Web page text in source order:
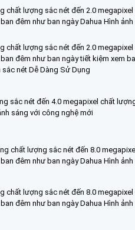
chất lượng sắc nét đến 2.0
đêm như ban ngày Dahua Hình
chất lượng sắc nét đến 2.0
đêm như ban ngày tiết kiệm xem
nét Dễ Dàng Sử Dụng
sắc nét đến 4.0 megapixel chất
sáng với công nghệ mới
chất lượng sắc nét đến 8.0
đêm như ban ngày Dahua Hình
chất lượng sắc nét đến 8.0
đêm như ban ngày Dahua Hình